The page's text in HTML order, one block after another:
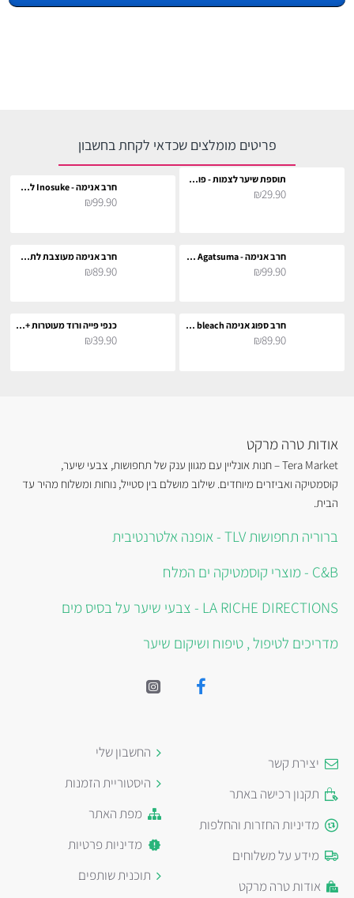
פריטים מומלצים שכדאי לקחת בחשבון
תוספת שיער לצמות - פוקסיה לתחפושת
₪29.90 חרב אנימה - Inosuke לתחפושת וקוספליי
₪99.90
חרב אנימה - Zenitsu Agatsuma לתחפושת וקוספליי
₪99.90
חרב אנימה מעוצבת לתחפושת וקוספליי
₪89.90
חרב ספוג אנימה bleach לתחפושת וקוספליי
₪89.90
כנפי פייה ורוד מעוטרות + תאורה צבעונית לתחפושת קוספליי
₪39.90
אודות טרה מרקט
Tera Market – חנות אונליין עם מגוון ענק של תחפושות, צבעי שיער,
קוסמטיקה ואביזרים מיוחדים. שילוב מושלם בין סטייל, נוחות ומשלוח מהיר עד
הבית.
ברוריה תחפושות TLV - אופנה אלטרנטיבית
C&B - מוצרי קוסמטיקה ים המלח
LA RICHE DIRECTIONS - צבעי שיער על בסיס מים
מדריכים לטיפול , טיפוח ושיקום שיער
יצירת קשר
תקנון רכישה באתר
מדיניות החזרות והחלפות
מידע על משלוחים
אודות טרה מרקט
החשבון שלי
היסטוריית הזמנות
מפת האתר
מדיניות פרטיות
תוכנית שותפים